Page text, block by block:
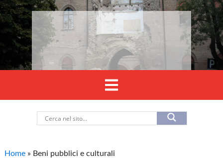
Home » Beni pubblici e culturali